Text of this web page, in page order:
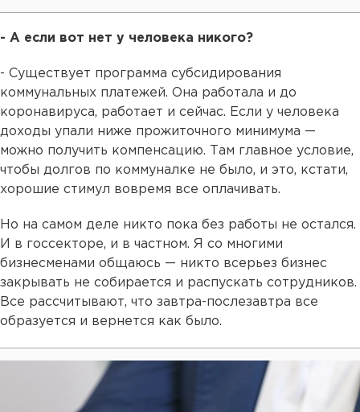
- А если вот нет у человека никого?
- Существует программа субсидирования
коммунальных платежей. Она работала и до
коронавируса, работает и сейчас. Если у человека
доходы упали ниже прожиточного минимума —
можно получить компенсацию. Там главное условие,
чтобы долгов по коммуналке не было, и это, кстати,
хорошие стимул вовремя все оплачивать.
Но на самом деле никто пока без работы не остался.
И в госсекторе, и в частном. Я со многими
бизнесменами общаюсь — никто всерьез бизнес
закрывать не собирается и распускать сотрудников.
Все рассчитывают, что завтра-послезавтра все
образуется и вернется как было.